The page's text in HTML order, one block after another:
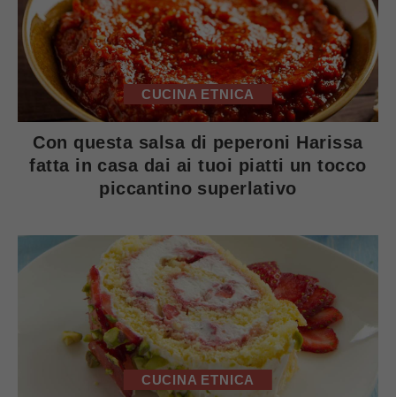
CUCINA ETNICA
Con questa salsa di peperoni Harissa
fatta in casa dai ai tuoi piatti un tocco
piccantino superlativo
CUCINA ETNICA